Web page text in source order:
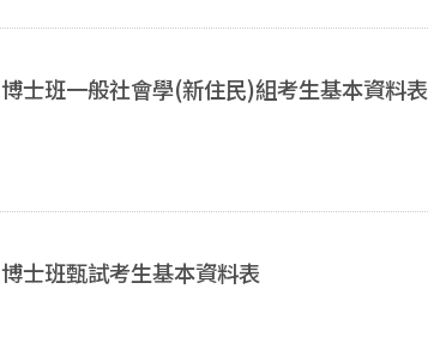
士班一般社會學(新住民)組考生基本資料表
士班甄試考生基本資料表